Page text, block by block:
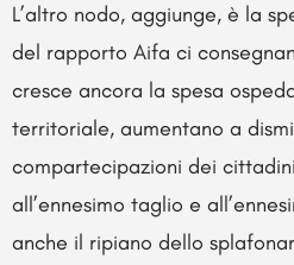
L’altro nodo, aggiunge, è la
del rapporto Aifa ci
cresce ancora la spesa
territoriale, aumentano a
compartecipazioni dei
all’ennesimo taglio e
anche il ripiano dello